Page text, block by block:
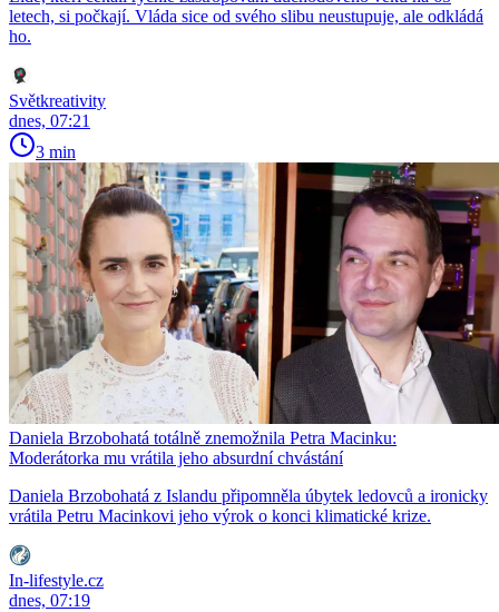
letech, si počkají. Vláda sice od svého slibu neustupuje, ale odkládá
ho.
Světkreativity
dnes, 07:21
3 min
Daniela Brzobohatá totálně znemožnila Petra Macinku:
Moderátorka mu vrátila jeho absurdní chvástání
Daniela Brzobohatá z Islandu připomněla úbytek ledovců a ironicky
vrátila Petru Macinkovi jeho výrok o konci klimatické krize.
In-lifestyle.cz
dnes, 07:19